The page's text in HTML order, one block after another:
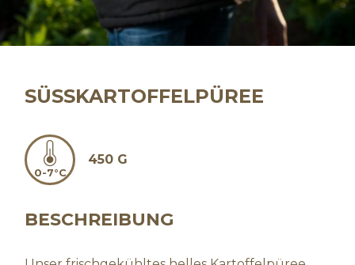
SÜSSKARTOFFELPÜREE
0-7°C
450 G
BESCHREIBUNG